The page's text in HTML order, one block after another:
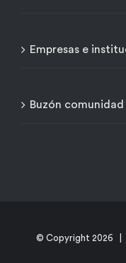
Empresas e
Buzón
© Copyright 2026 |